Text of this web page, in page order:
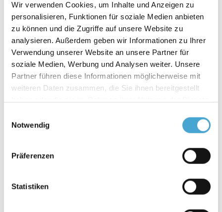
Wir verwenden Cookies, um Inhalte und Anzeigen zu
personalisieren, Funktionen für soziale Medien anbieten
zu können und die Zugriffe auf unsere Website zu
analysieren. Außerdem geben wir Informationen zu Ihrer
Verwendung unserer Website an unsere Partner für
soziale Medien, Werbung und Analysen weiter. Unsere
Partner führen diese Informationen möglicherweise mit
weiteren Daten zusammen, die Sie ihnen bereitgestellt
Notwendig
Präferenzen
Statistiken
Auch interne Themen wie Code of Conduct,
Produktwissen und operative Verfahren können
nahtlos in Ihr Programm integriert werden, um
sicherzustellen, dass Ihre
Weiterbildungsmaßnahmen exakt auf Ihre
Bedürfnisse und Anforderungen abgestimmt sind.